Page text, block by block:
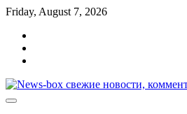
Перейти
содержимому
Friday, August 7, 2026